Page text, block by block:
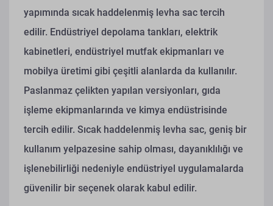
yapımında sıcak haddelenmiş levha sac tercih
edilir. Endüstriyel depolama tankları, elektrik
kabinetleri, endüstriyel mutfak ekipmanları ve
mobilya üretimi gibi çeşitli alanlarda da kullanılır.
Paslanmaz çelikten yapılan versiyonları, gıda
işleme ekipmanlarında ve kimya endüstrisinde
tercih edilir. Sıcak haddelenmiş levha sac, geniş bir
kullanım yelpazesine sahip olması, dayanıklılığı ve
işlenebilirliği nedeniyle endüstriyel uygulamalarda
güvenilir bir seçenek olarak kabul edilir.